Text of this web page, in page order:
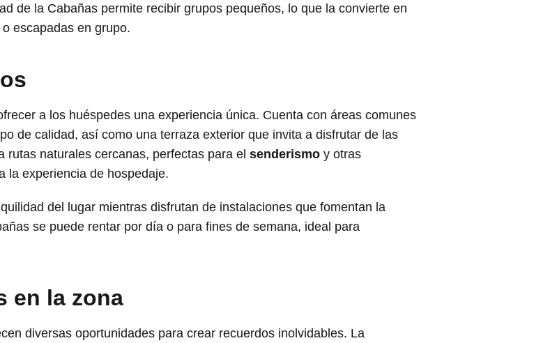
de la Cabañas permite recibir grupos pequeños, lo que la convierte en
escapadas en grupo.
a los huéspedes una experiencia única. Cuenta con áreas comunes
de calidad, así como una terraza exterior que invita a disfrutar de las
rutas naturales cercanas, perfectas para el senderismo y otras
la experiencia de hospedaje.
del lugar mientras disfrutan de instalaciones que fomentan la
se puede rentar por día o para fines de semana, ideal para
en la zona
diversas oportunidades para crear recuerdos inolvidables. La